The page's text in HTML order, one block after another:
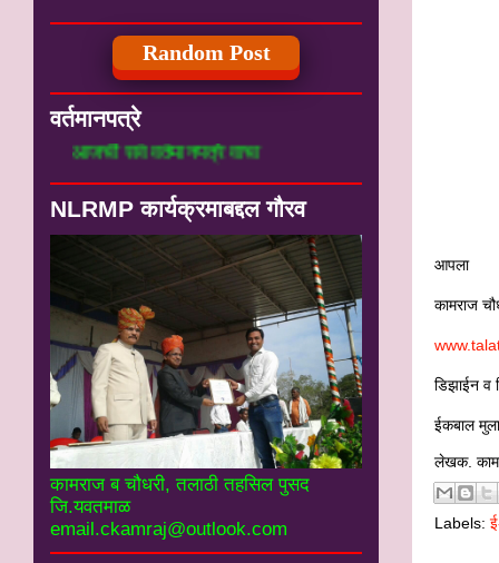
आपला
कामराज
डिझाईन व
ईकबाल
लेखक.
Labels:
Random Post
वर्तमानपत्रे
आजची सर्व वर्तमानपत्रे वाचा
NLRMP कार्यक्रमाबद्दल गौरव
कामराज ब चौधरी, तलाठी तहसिल पुसद
जि.यवतमाळ
email.ckamraj@outlook.com